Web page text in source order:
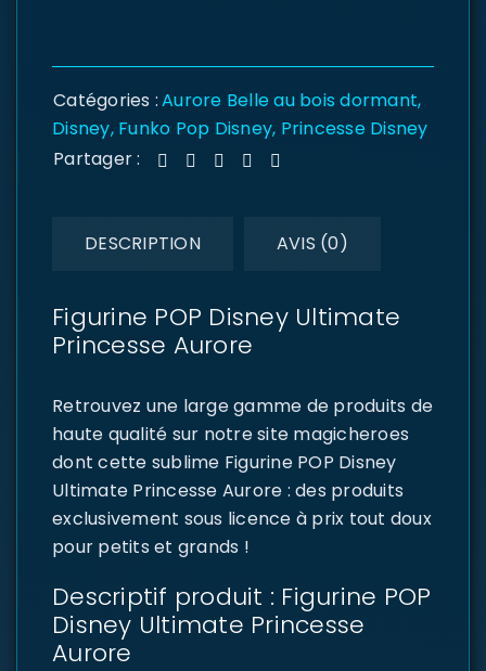
Catégories :Aurore Belle au bois dormant,
Disney, Funko Pop Disney, Princesse Disney
Partager :
DESCRIPTION AVIS (0)
Figurine POP Disney Ultimate
Princesse Aurore
Retrouvez une large gamme de produits de
haute qualité sur notre site magicheroes
dont cette sublime Figurine POP Disney
Ultimate Princesse Aurore : des produits
exclusivement sous licence à prix tout doux
pour petits et grands !
Descriptif produit : Figurine POP
Disney Ultimate Princesse
Aurore